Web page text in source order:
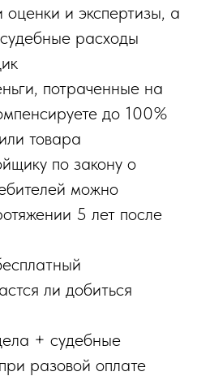
оценки и экспертизы, а
расходы
потраченные на
до 100%
товара
по закону о
можно
5 лет после
ли добиться
+ судебные
разовой оплате